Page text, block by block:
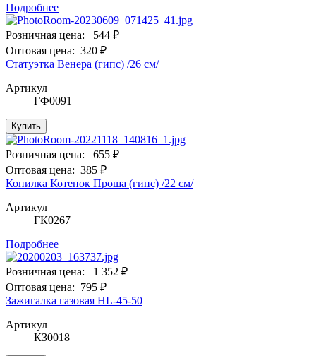
Подробнее
Розничная цена:
544 ₽
Оптовая цена: 320 ₽
Статуэтка Венера (гипс) /26 см/
Артикул
ГФ0091
Купить
Розничная цена:
655 ₽
Оптовая цена: 385 ₽
Копилка Котенок Проша (гипс) /22 см/
Артикул
ГК0267
Подробнее
Розничная цена:
1 352 ₽
Оптовая цена: 795 ₽
Зажигалка газовая HL-45-50
Артикул
КЗ0018